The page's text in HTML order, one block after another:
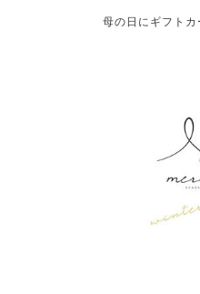
母の日にギフト